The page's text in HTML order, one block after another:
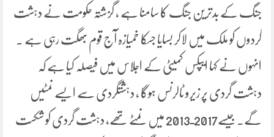
جنگ کے بدترین جنگ کا سامنا ہے ، گزشتہ حکومت نے دہشت
گردوں کو ملک میں لاکر بسایا جسکا خمیازہ آج قوم بھگت رہی ہے ۔
انہوں نے کہا ایپکس کمیٹی کے اجلاس میں فیصلہ کیا ہے کہ
دہشت گردی پر زیرو ٹالرنس ہوگا ، دہشتگردی سے ایسے نمٹیں
گے۔ جیسے2017ـ2013 میں نمٹے تھے، دہشت گردی کو شکست